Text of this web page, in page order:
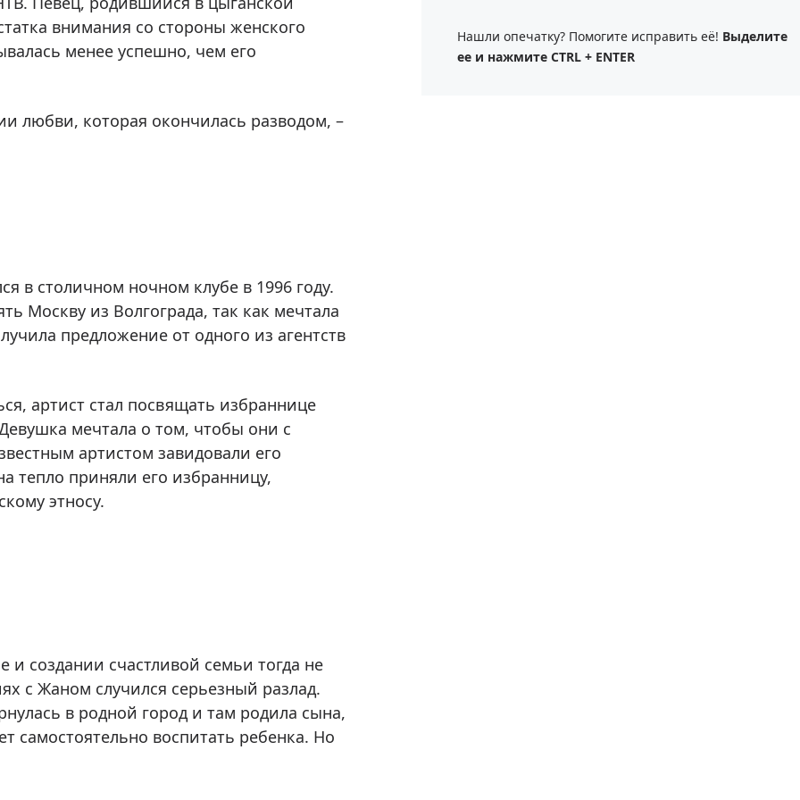
внимания со стороны женского
менее успешно, чем его
любви, которая окончилась разводом, –
в столичном ночном клубе в 1996 году.
Москву из Волгограда, так как мечтала
предложение от одного из агентств
артист стал посвящать избраннице
мечтала о том, чтобы они с
артистом завидовали его
тепло приняли его избранницу,
этносу.
и создании счастливой семьи тогда не
с Жаном случился серьезный разлад.
в родной город и там родила сына,
самостоятельно воспитать ребенка. Но
Нашли опечатку? Помогите исправить её! Выделите
ее и нажмите CTRL + ENTER